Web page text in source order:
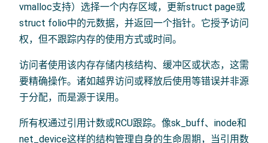
vmalloc支持）选择一个内存区域，更新struct page或
struct folio中的元数据，并返回一个指针。它授予访问
权，但不跟踪内存的使用方式或时间。
访问者使用该内存存储内核结构、缓冲区或状态，这需
要精确操作。诸如越界访问或释放后使用等错误并非源
于分配，而是源于误用。
所有权通过引用计数或RCU跟踪。像sk_buff、inode和
net_device这样的结构管理自身的生命周期，当引用数